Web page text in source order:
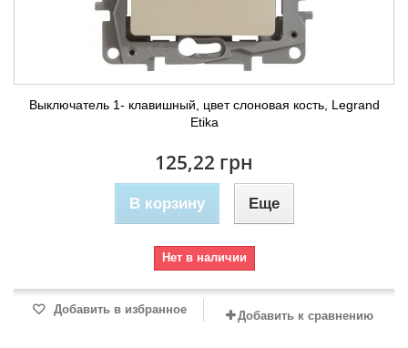
Выключатель 1- клавишный, цвет слоновая кость, Legrand
Etika
125,22 грн
В корзину Еще
Нет в наличии
Добавить в избранное Добавить к сравнению